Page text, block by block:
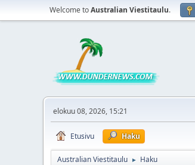
Welcome toAustralian Viestitaulu.
elokuu 08, 2026, 15:21
Etusivu Haku
Australian Viestitaulu ► Haku